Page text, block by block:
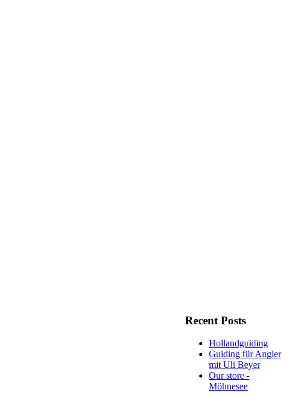
Recent Posts
Hollandguiding
Guiding für Angler
mit Uli Beyer
Our store -
Möhnesee